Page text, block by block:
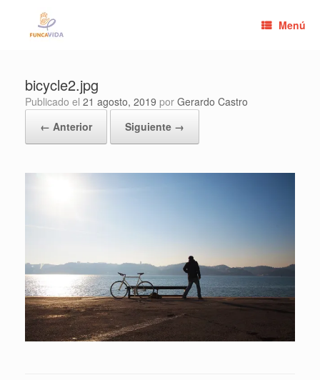
contenido
Menú
bicycle2.jpg
Publicado el 21 agosto, 2019 por Gerardo Castro
← Anterior
Siguiente →